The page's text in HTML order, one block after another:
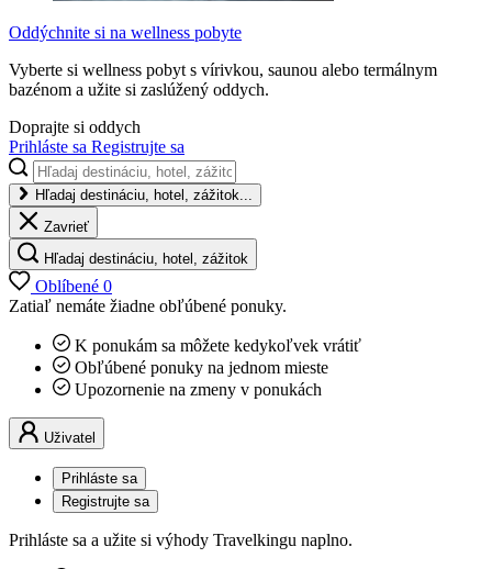
Oddýchnite si na wellness pobyte
Vyberte si wellness pobyt s vírivkou, saunou alebo termálnym
bazénom a užite si zaslúžený oddych.
Doprajte si oddych
Prihláste sa Registrujte sa
Hľadaj destináciu, hotel, zážitok...
Zavrieť
Hľadaj destináciu, hotel, zážitok
Oblíbené 0
Zatiaľ nemáte žiadne obľúbené ponuky.
K ponukám sa môžete kedykoľvek vrátiť
Obľúbené ponuky na jednom mieste
Upozornenie na zmeny v ponukách
Uživatel
Prihláste sa
Registrujte sa
Prihláste sa a užite si výhody Travelkingu naplno.